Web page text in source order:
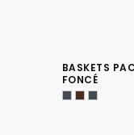
BASKETS
FONCÉ